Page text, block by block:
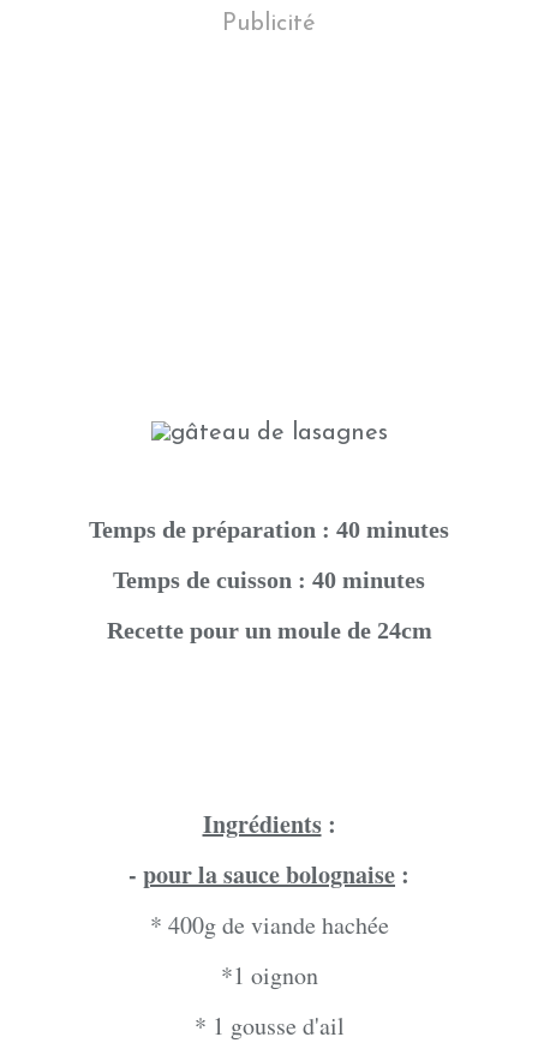
Publicité
Temps de préparation : 40 minutes
Temps de cuisson : 40 minutes
Recette pour un moule de 24cm
Ingrédients:
- pour la sauce bolognaise :
* 400g de viande hachée
*1 oignon
* 1 gousse d'ail